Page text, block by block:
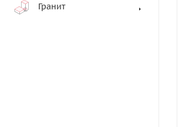
Гранит